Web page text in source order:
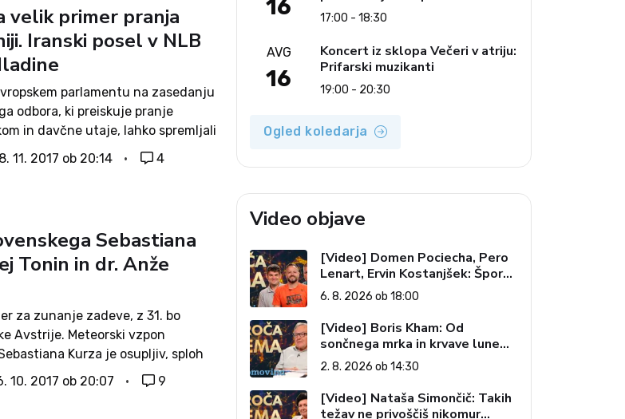
velik primer pranja
Iranski posel v NLB
parlamentu na zasedanju
odbora, ki preiskuje pranje
in davčne utaje, lahko spremljali
ki ji evroposlanci niso mogli
Anže Logar, predsednik
11. 2017 ob 20:14 4
Sebastiana
Tonin in dr. Anže
za zunanje zadeve, z 31. bo
Avstrije. Meteorski vzpon
Kurza je osupljiv, sploh
študenta brez univerzitetne
karizmo in...
10. 2017 ob 20:07 9
16 17:00 - 18:30
AVG
16
Koncert iz sklopa Večeri v atriju:
Prifarski muzikanti
19:00 - 20:30
Ogled koledarja
Video objave
[Video] Domen Pociecha, Pero
Lenart, Ervin Kostanjšek: Šport
specialcev (Vroča tema, 6. 8.
2026)
6. 8. 2026 ob 18:00
[Video] Boris Kham: Od
sončnega mrka in krvave lune
do slovenskih pečatov v vesolju
(Vroča tema, 2. 8. 2026)
2. 8. 2026 ob 14:30
[Video] Nataša Simončič: Takih
težav ne privoščiš nikomur